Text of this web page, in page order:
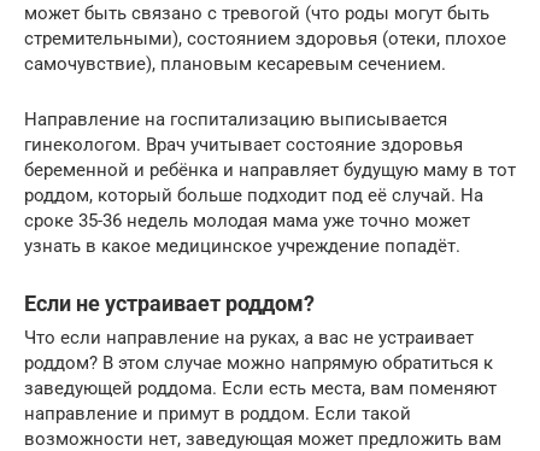
может быть связано с тревогой (что роды могут быть
стремительными), состоянием здоровья (отеки, плохое
самочувствие), плановым кесаревым сечением.
Направление на госпитализацию выписывается
гинекологом. Врач учитывает состояние здоровья
беременной и ребёнка и направляет будущую маму в тот
роддом, который больше подходит под её случай. На
сроке 35-36 недель молодая мама уже точно может
узнать в какое медицинское учреждение попадёт.
Если не устраивает роддом?
Что если направление на руках, а вас не устраивает
роддом? В этом случае можно напрямую обратиться к
заведующей роддома. Если есть места, вам поменяют
направление и примут в роддом. Если такой
возможности нет, заведующая может предложить вам